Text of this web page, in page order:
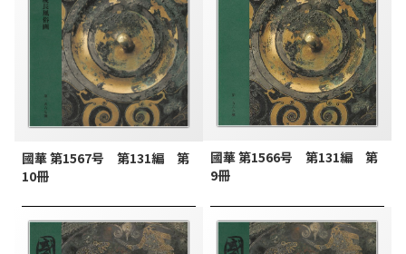
國華 第1567号 第131編 第
10冊
國華 第1566号 第131編 第
9冊